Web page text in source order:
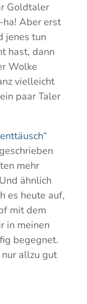
Goldtaler
ha! Aber erst
jenes tun
hast, dann
Wolke
vielleicht
paar Taler
“
mehr
ähnlich
es heute auf,
mit dem
in meinen
begegnet.
allzu gut